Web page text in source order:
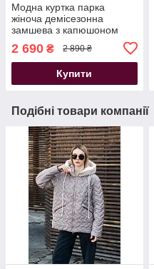
Модна куртка парка
жіноча демісезонна
замшева з капюшоном
2 690 ₴ 2 890 ₴
Купити
Подібні товари компанії